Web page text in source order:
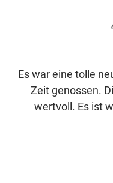
Es war eine tolle
Zeit genossen.
wertvoll. Es ist